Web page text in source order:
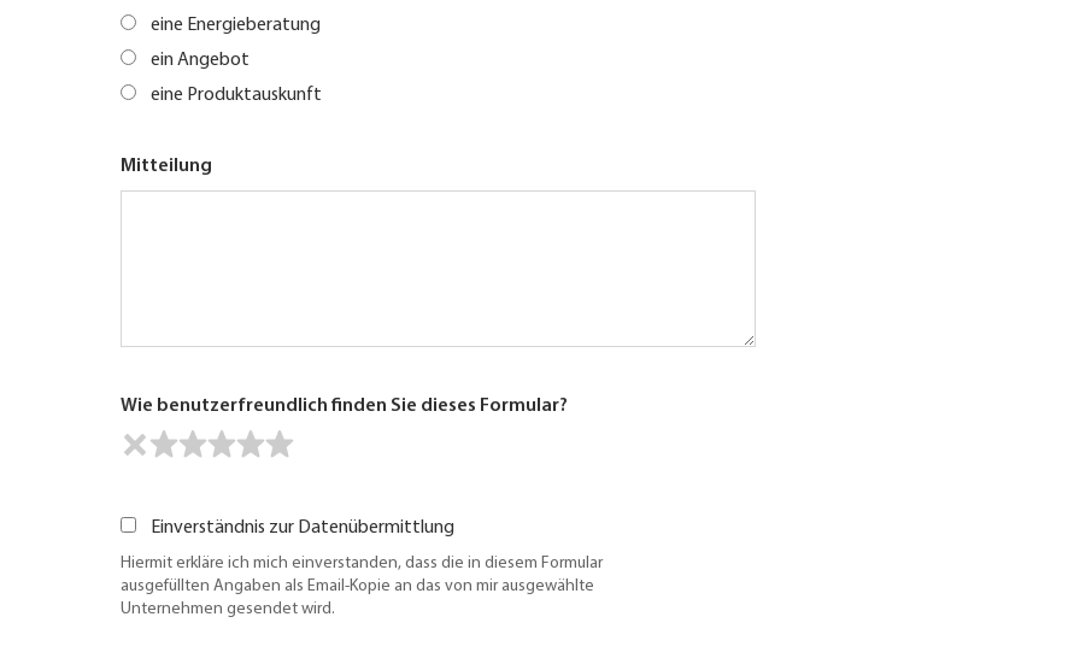
eine Energieberatung
ein Angebot
eine Produktauskunft
Mitteilung
Wie benutzerfreundlich finden Sie dieses Formular?
Einverständnis zur Datenübermittlung
Hiermit erkläre ich mich einverstanden, dass die in diesem Formular
ausgefüllten Angaben als Email-Kopie an das von mir ausgewählte
Unternehmen gesendet wird.